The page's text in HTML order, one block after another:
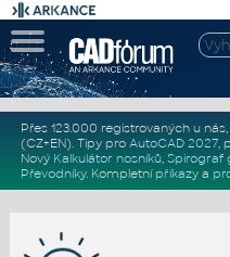
Přes 123.000 registrovaných u
(CZ+EN). Tipy pro AutoCAD 2027,
Nový Kalkulátor nosníků, Spirograf
Převodníky. Kompletní příkazya